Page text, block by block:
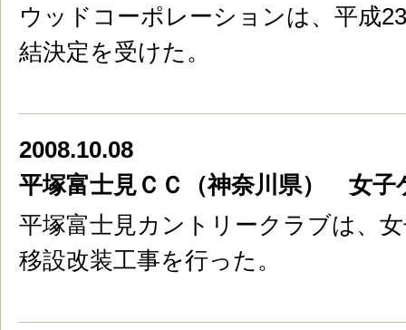
ウッドコーポレーションは、平成
結決定を受けた。
2008.10.08
平塚富士見ＣＣ（神奈川県） 女子
平塚富士見カントリークラブは、
移設改装工事を行った。